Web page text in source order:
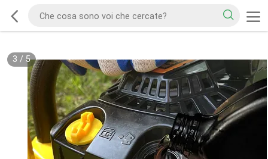
3 / 5